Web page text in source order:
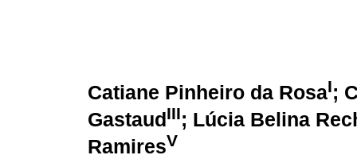
Catiane Pinheiro da RosaI;
Gastaud III; Lúcia Belina
RamiresV